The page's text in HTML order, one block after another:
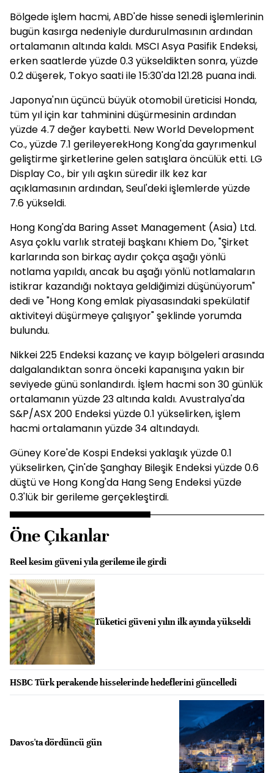
Bölgede işlem hacmi, ABD'de hisse senedi işlemlerinin
bugün kasırga nedeniyle durdurulmasının ardından
ortalamanın altında kaldı. MSCI Asya Pasifik Endeksi,
erken saatlerde yüzde 0.3 yükseldikten sonra, yüzde
0.2 düşerek, Tokyo saati ile 15:30'da 121.28 puana indi.
Japonya'nın üçüncü büyük otomobil üreticisi Honda,
tüm yıl için kar tahminini düşürmesinin ardından
yüzde 4.7 değer kaybetti. New World Development
Co., yüzde 7.1 gerileyerekHong Kong'da gayrımenkul
geliştirme şirketlerine gelen satışlara öncülük etti. LG
Display Co., bir yılı aşkın süredir ilk kez kar
açıklamasının ardından, Seul'deki işlemlerde yüzde
7.6 yükseldi.
Hong Kong'da Baring Asset Management (Asia) Ltd.
Asya çoklu varlık strateji başkanı Khiem Do, "Şirket
karlarında son birkaç aydır çokça aşağı yönlü
notlama yapıldı, ancak bu aşağı yönlü notlamaların
istikrar kazandığı noktaya geldiğimizi düşünüyorum"
dedi ve "Hong Kong emlak piyasasındaki spekülatif
aktiviteyi düşürmeye çalışıyor" şeklinde yorumda
bulundu.
Nikkei 225 Endeksi kazanç ve kayıp bölgeleri arasında
dalgalandıktan sonra önceki kapanışına yakın bir
seviyede günü sonlandırdı. İşlem hacmi son 30 günlük
ortalamanın yüzde 23 altında kaldı. Avustralya'da
S&P/ASX 200 Endeksi yüzde 0.1 yükselirken, işlem
hacmi ortalamanın yüzde 34 altındaydı.
Güney Kore'de Kospi Endeksi yaklaşık yüzde 0.1
yükselirken, Çin'de Şanghay Bileşik Endeksi yüzde 0.6
düştü ve Hong Kong'da Hang Seng Endeksi yüzde
0.3'lük bir gerileme gerçekleştirdi.
Öne Çıkanlar
Reel kesim güveni yıla gerileme ile girdi
Tüketici güveni yılın ilk ayında yükseldi
HSBC Türk perakende hisselerinde hedeflerini güncelledi
Davos'ta dördüncü gün